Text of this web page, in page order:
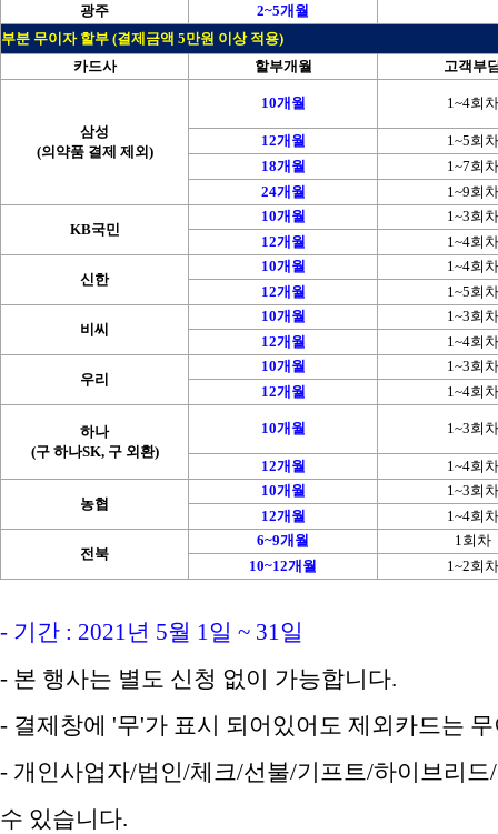
광주
2~5개월
부분 무이자 할부 (결제금액 5만원 이상 적용)
카드사
할부개월 고객부
삼성
(의약품 결제 제외)
10개월 1~4회차
12개월
1~5회차
18개월
1~7회차
24개월
1~9회차
KB국민
10개월
1~3회차
12개월
1~4회차
신한
10개월
1~4회차
12개월
1~5회차
비씨
10개월
1~3회차
12개월
1~4회차
우리
10개월
1~3회차
12개월
1~4회차
하나
(구 하나SK, 구 외환)
10개월 1~3회차
12개월 1~4회차
농협
10개월
1~3회차
12개월
1~4회차
전북
6~9개월
1회차
10~12개월
1~2회차
- 기간 : 2021년 5월 1일 ~ 31일
- 본 행사는 별도 신청 없이 가능합니다.
- 결제창에 '무'가 표시 되어있어도 제외카드는
- 개인사업자/법인/체크/선불/기프트/하이브리
수 있습니다.